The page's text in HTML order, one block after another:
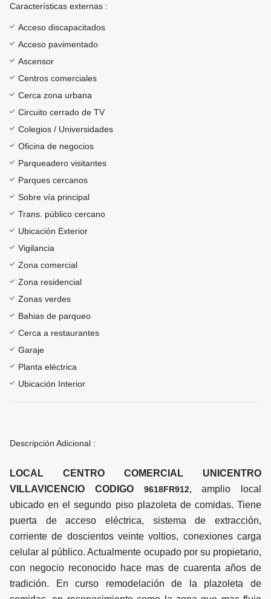
Características externas :
Acceso discapacitados
Acceso pavimentado
Ascensor
Centros comerciales
Cerca zona urbana
Circuito cerrado de TV
Colegios / Universidades
Oficina de negocios
Parqueadero visitantes
Parques cercanos
Sobre vía principal
Trans. público cercano
Ubicación Exterior
Vigilancia
Zona comercial
Zona residencial
Zonas verdes
Bahias de parqueo
Cerca a restaurantes
Garaje
Planta eléctrica
Ubicación Interior
Descripción Adicional :
LOCAL CENTRO COMERCIAL UNICENTRO
VILLAVICENCIO CODIGO 9618FR912, amplio local
ubicado en el segundo piso plazoleta de comidas. Tiene
puerta de acceso eléctrica, sistema de extracción,
corriente de doscientos veinte voltios, conexiones carga
celular al público. Actualmente ocupado por su propietario,
con negocio reconocido hace mas de cuarenta años de
tradición. En curso remodelación de la plazoleta de